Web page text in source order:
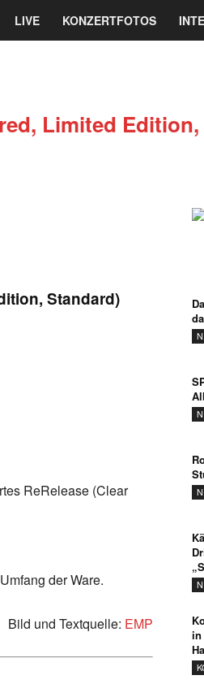
LIVE KONZERTFOTOS
Limited
Standard)
ReRelease (Clear
der Ware.
Bild und Textquelle: EMP
in